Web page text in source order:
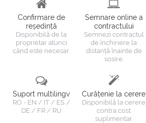
Confirmare de
reședință
Disponibilă de la
proprietar atunci
când este necesar.
Semnare online a
contractului
Semnezi contractul
de închiriere la
distanță înainte de
sosire.
Suport multilingv
RO - EN / IT / ES /
DE / FR / RU
Curățenie la cerere
Disponibilă la cerere
contra cost
suplimentar.